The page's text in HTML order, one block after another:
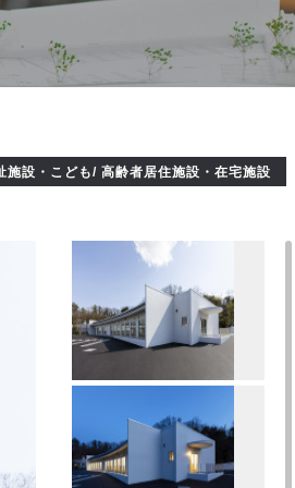
施設・こども/ 高齢者居住施設・在宅施設